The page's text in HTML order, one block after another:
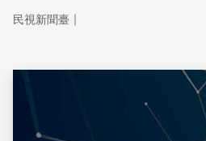
會，依然受到人們的熱愛，帶您
民視新聞臺 ｜